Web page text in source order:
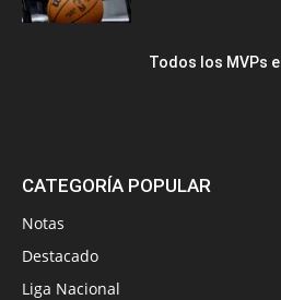
Todos los MVPs
CATEGORÍA POPULAR
Notas
Destacado
Liga Nacional